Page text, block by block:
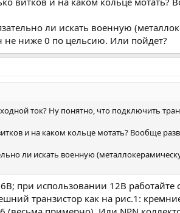
ли искать военную
не ниже 0 по цельсию. Или пойдет?
ток? Ну понятно, что подключить
и на каком кольце мотать? Вообще
ли искать военную
при использовании 12В работайте
транзистор как на рис.1: